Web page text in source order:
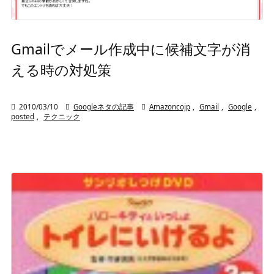
Gmailでメール作成中に候補文字が消
える時の対処策
 2010/03/10  Googleネタの記事  Amazoncojp , Gmail , Google ,
posted , テクニック